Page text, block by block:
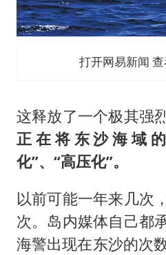
打开网易新闻
这释放了一个极其强
正在将东沙海域
化”、“高压化”。
以前可能一年来几次
次。岛内媒体自己都
海警出现在东沙的次